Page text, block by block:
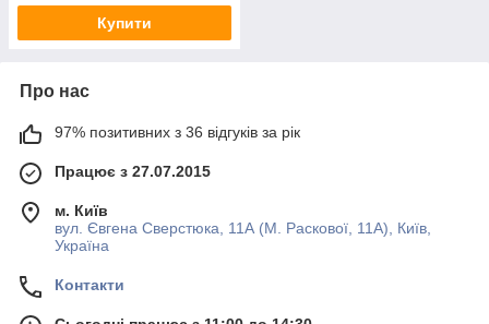
Купити
Про нас
97% позитивних з 36 відгуків за рік
Працює з 27.07.2015
м. Київ
вул. Євгена Сверстюка, 11А (М. Раскової, 11А), Київ,
Україна
Контакти